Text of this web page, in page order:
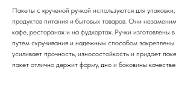
Пакеты с крученой ручкой используются для
продуктов питания и бытовых товаров. Они
кафе, ресторанах и на фудкортах. Ручки изготовлены
путем скручивания и надежным способом закреплены
усиливает прочность, износостойкость и придает
пакет отлично держит форму, дно и боковины